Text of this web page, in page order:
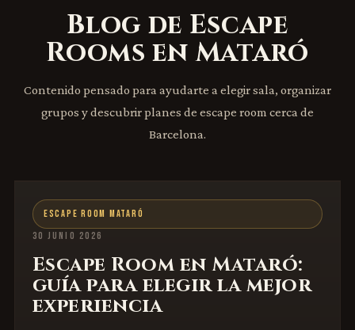
Blog de Escape
Rooms en Mataró
Contenido pensado para ayudarte a elegir sala, organizar
grupos y descubrir planes de escape room cerca de
Barcelona.
ESCAPE ROOM MATARÓ
30 JUNIO 2026
Escape Room en Mataró:
guía para elegir la mejor
experiencia